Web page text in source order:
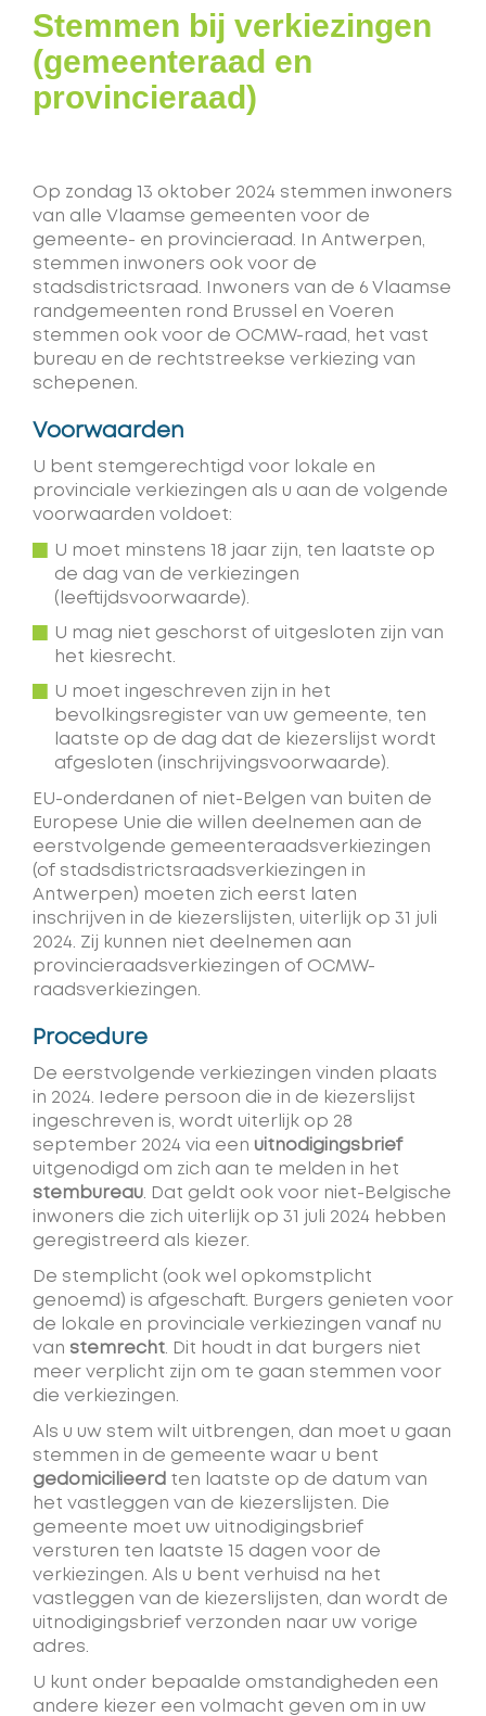
Stemmen bij verkiezingen
(gemeenteraad en
provincieraad)
Op zondag 13 oktober 2024 stemmen inwoners
van alle Vlaamse gemeenten voor de
gemeente- en provincieraad. In Antwerpen,
stemmen inwoners ook voor de
stadsdistrictsraad. Inwoners van de 6 Vlaamse
randgemeenten rond Brussel en Voeren
stemmen ook voor de OCMW-raad, het vast
bureau en de rechtstreekse verkiezing van
schepenen.
Voorwaarden
U bent stemgerechtigd voor lokale en
provinciale verkiezingen als u aan de volgende
voorwaarden voldoet:
U moet minstens 18 jaar zijn, ten laatste op
de dag van de verkiezingen
(leeftijdsvoorwaarde).
U mag niet geschorst of uitgesloten zijn van
het kiesrecht.
U moet ingeschreven zijn in het
bevolkingsregister van uw gemeente, ten
laatste op de dag dat de kiezerslijst wordt
afgesloten (inschrijvingsvoorwaarde).
EU-onderdanen of niet-Belgen van buiten de
Europese Unie die willen deelnemen aan de
eerstvolgende gemeenteraadsverkiezingen
(of stadsdistrictsraadsverkiezingen in
Antwerpen) moeten zich eerst laten
inschrijven in de kiezerslijsten, uiterlijk op 31 juli
2024. Zij kunnen niet deelnemen aan
provincieraadsverkiezingen of OCMW-
raadsverkiezingen.
Procedure
De eerstvolgende verkiezingen vinden plaats
in 2024. Iedere persoon die in de kiezerslijst
ingeschreven is, wordt uiterlijk op 28
september 2024 via een uitnodigingsbrief
uitgenodigd om zich aan te melden in het
stembureau . Dat geldt ook voor niet-Belgische
inwoners die zich uiterlijk op 31 juli 2024 hebben
geregistreerd als kiezer.
De stemplicht (ook wel opkomstplicht
genoemd) is afgeschaft. Burgers genieten voor
de lokale en provinciale verkiezingen vanaf nu
van stemrecht . Dit houdt in dat burgers niet
meer verplicht zijn om te gaan stemmen voor
die verkiezingen.
Als u uw stem wilt uitbrengen, dan moet u gaan
stemmen in de gemeente waar u bent
gedomicilieerd ten laatste op de datum van
het vastleggen van de kiezerslijsten. Die
gemeente moet uw uitnodigingsbrief
versturen ten laatste 15 dagen voor de
verkiezingen. Als u bent verhuisd na het
vastleggen van de kiezerslijsten, dan wordt de
uitnodigingsbrief verzonden naar uw vorige
adres.
U kunt onder bepaalde omstandigheden een
andere kiezer een volmacht geven om in uw